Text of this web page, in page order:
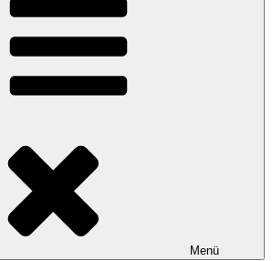
Menü